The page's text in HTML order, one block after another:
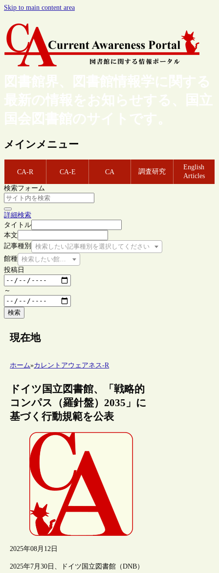
Skip to main content area
図書館界、図書館情報学に関する
最新の情報をお知らせする、国立
国会図書館のサイトです。
メインメニュー
CA-R CA-E CA 調査研究
English
Articles
検索フォーム
詳細検索
タイトル
本文
記事種別
検索したい記事種別を選択してください
館種 検索したい館種を選択してください
投稿日
～
検索
現在地
ホーム»カレントアウェアネス-R
ドイツ国立図書館、「戦略的
コンパス（羅針盤）2035」に
基づく行動規範を公表
2025年08月12日
2025年7月30日、ドイツ国立図書館（DNB）